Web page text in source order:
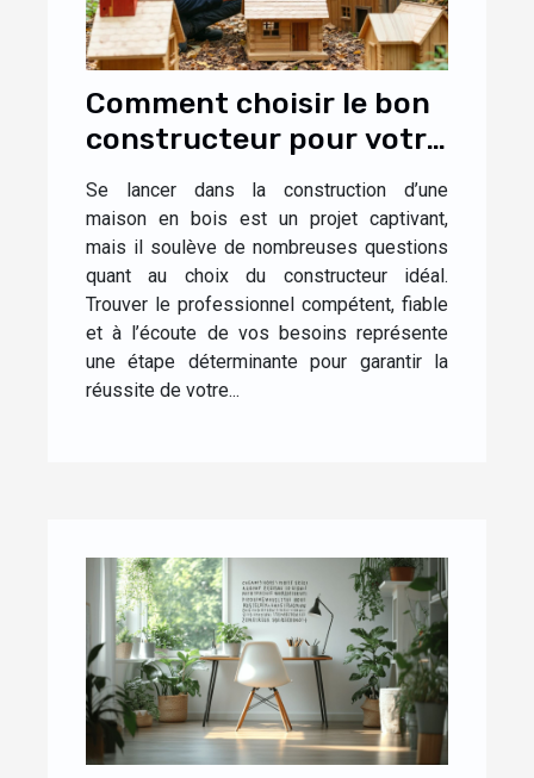
Comment choisir le bon
constructeur pour votre
maison en bois ?
Se lancer dans la construction d’une
maison en bois est un projet captivant,
mais il soulève de nombreuses questions
quant au choix du constructeur idéal.
Trouver le professionnel compétent, fiable
et à l’écoute de vos besoins représente
une étape déterminante pour garantir la
réussite de votre...